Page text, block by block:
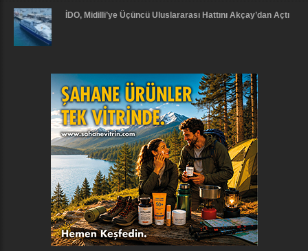
İDO, Midilli’ye Üçüncü Uluslararası Hattını Akçay’dan Açtı